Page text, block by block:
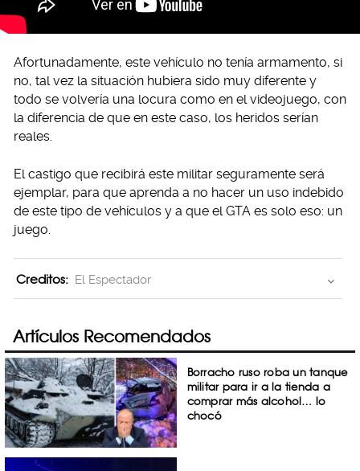
Afortunadamente, este vehículo no tenía armamento, si
no, tal vez la situación hubiera sido muy diferente y
todo se volvería una locura como en el videojuego, con
la diferencia de que en este caso, los heridos serían
reales.
El castigo que recibirá este militar seguramente será
ejemplar, para que aprenda a no hacer un uso indebido
de este tipo de vehículos y a que el GTA es solo eso: un
juego.
Creditos: El Espectador
Artículos Recomendados
Borracho ruso roba un tanque
militar para ir a la tienda a
comprar más alcohol… lo
chocó